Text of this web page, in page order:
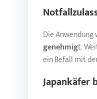
Die
genehmigt.
ein Befall mit
Japankäfer